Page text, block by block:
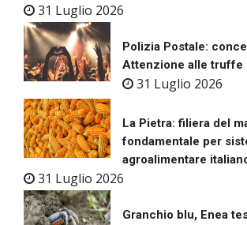
31 Luglio 2026
Polizia Postale:
Attenzione alle truffe
31 Luglio 2026
La Pietra: filiera del
fondamentale per
agroalimentare
31 Luglio 2026
Granchio blu, Enea